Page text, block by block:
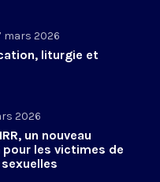
mars 2026
liturgie et
2026
un nouveau
les victimes de